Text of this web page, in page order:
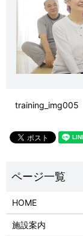
training_img005
HOME
施設案内